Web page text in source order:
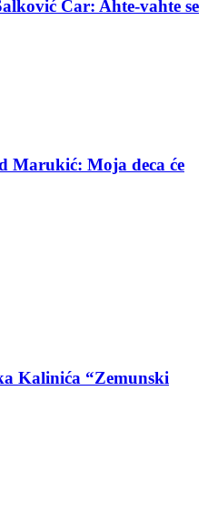
Car: Ahte-vahte se
Marukić: Moja deca će
Kalinića “Zemunski